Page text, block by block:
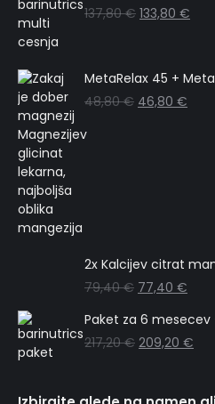
137,80€ 133,80 €
MetaRelax 45 +
48,80€ 46,80 €
2x Kalcijev citrat
79,40€ 77,40 €
Paket za 6
217,20€ 209,20 €